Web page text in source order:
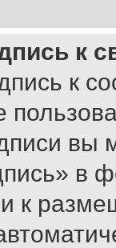
к
к
вы
в
к